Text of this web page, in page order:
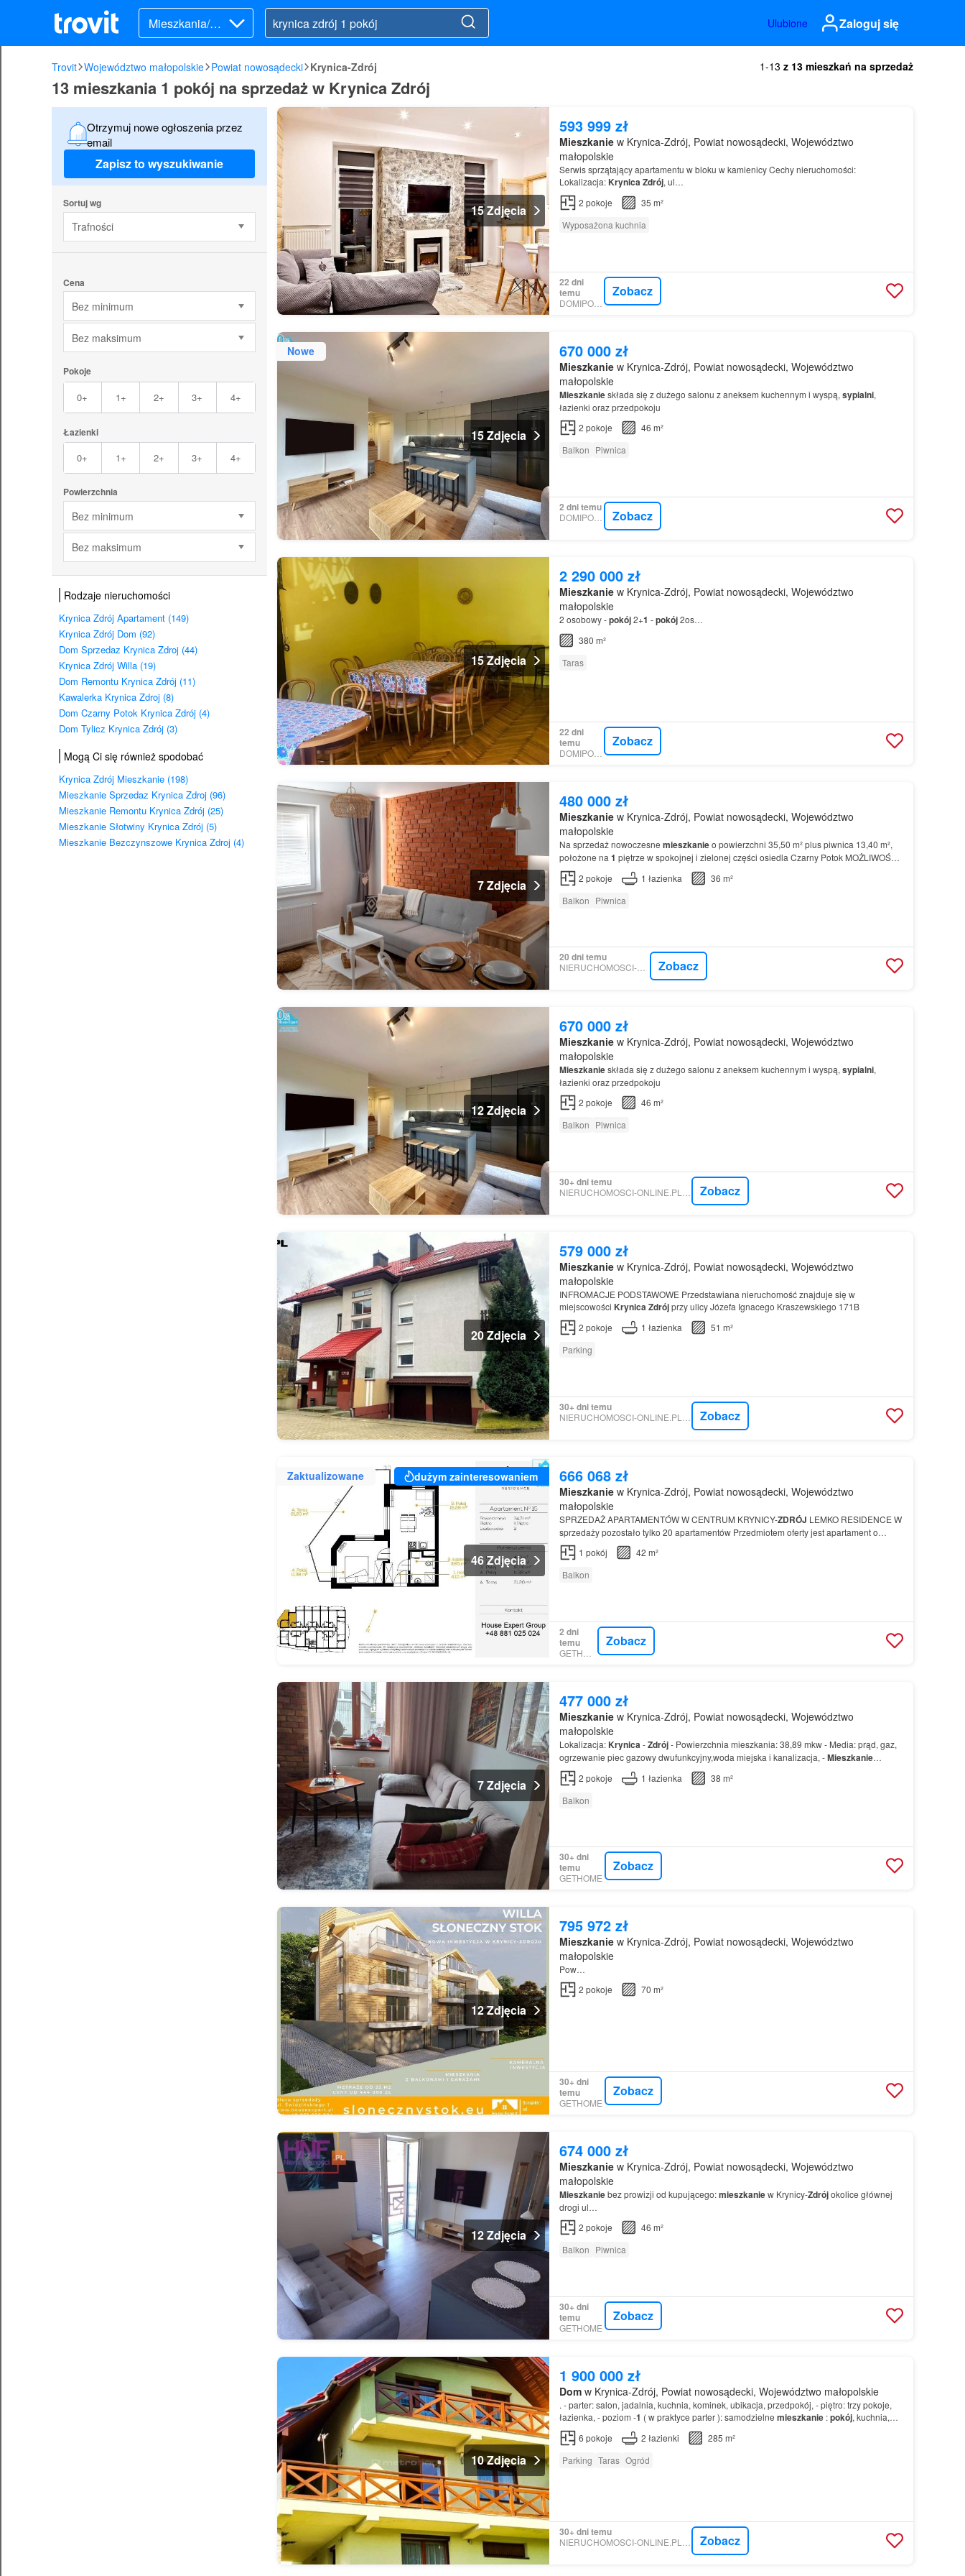
Mieszkania/Do
my (sprzedaż)
Ulubione Zaloguj się
Trovit Województwo małopolskie Powiat nowosądecki Krynica-Zdrój 1-13 z 13 mieszkań na sprzedaż
13 mieszkania 1 pokój na sprzedaż w Krynica Zdrój
Otrzymuj nowe ogłoszenia przez
email
Zapisz to wyszukiwanie
Sortuj wg
Trafności
Cena
Bez minimum
Bez maksimum
Pokoje
0+ 1+ 2+ 3+ 4+
Łazienki
0+ 1+ 2+ 3+ 4+
Powierzchnia
Bez minimum
Bez maksimum
Rodzaje nieruchomości
Krynica Zdrój Apartament (149)
Krynica Zdrój Dom (92)
Dom Sprzedaz Krynica Zdroj (44)
Krynica Zdrój Willa (19)
Dom Remontu Krynica Zdrój (11)
Kawalerka Krynica Zdroj (8)
Dom Czarny Potok Krynica Zdrój (4)
Dom Tylicz Krynica Zdrój (3)
Mogą Ci się również spodobać
Krynica Zdrój Mieszkanie (198)
Mieszkanie Sprzedaz Krynica Zdroj (96)
Mieszkanie Remontu Krynica Zdrój (25)
Mieszkanie Słotwiny Krynica Zdrój (5)
Mieszkanie Bezczynszowe Krynica Zdroj (4)
15 Zdjęcia
593 999 zł
Mieszkaniew Krynica-Zdrój, Powiat nowosądecki, Województwo
małopolskie
Serwis sprzątający apartamentu w bloku w kamienicy Cechy nieruchomości:
Lokalizacja: KrynicaZdrój, ul…
2 pokoje
35 m²
Wyposażona kuchnia
22 dni
temu
DOMIPORTA
Zobacz
Nowe
15 Zdjęcia
670 000 zł
Mieszkaniew Krynica-Zdrój, Powiat nowosądecki, Województwo
małopolskie
Mieszkanieskłada się z dużego salonu z aneksem kuchennym i wyspą, sypialni,
łazienki oraz przedpokoju
2 pokoje
46 m²
Balkon Piwnica
2 dni temu
DOMIPORTA Zobacz
15 Zdjęcia
2 290 000 zł
Mieszkaniew Krynica-Zdrój, Powiat nowosądecki, Województwo
małopolskie
2 osobowy -pokój2+1 -pokój2os…
380 m²
Taras
22 dni
temu
DOMIPORTA
Zobacz
7 Zdjęcia
480 000 zł
Mieszkaniew Krynica-Zdrój, Powiat nowosądecki, Województwo
małopolskie
Na sprzedaż nowoczesne mieszkanieo powierzchni 35,50 m² plus piwnica 13,40 m²,
położone na 1 piętrze w spokojnej i zielonej części osiedla Czarny Potok MOŻLIWOŚĆ
ZAMIANY NA WIĘKSZE
MIESZKANIE
2 pokoje 1 łazienka
36 m²
Balkon Piwnica
20 dni temu
NIERUCHOMOSCI-ONLINE.PL Zobacz
12 Zdjęcia
670 000 zł
Mieszkaniew Krynica-Zdrój, Powiat nowosądecki, Województwo
małopolskie
Mieszkanieskłada się z dużego salonu z aneksem kuchennym i wyspą, sypialni,
łazienki oraz przedpokoju
2 pokoje
46 m²
Balkon Piwnica
30+ dni temu
NIERUCHOMOSCI-ONLINE.PL - HOUSE EXPERT GROUP SP. Z O.O. Zobacz
20 Zdjęcia
579 000 zł
Mieszkaniew Krynica-Zdrój, Powiat nowosądecki, Województwo
małopolskie
INFROMACJE PODSTAWOWE Przedstawiana nieruchomość znajduje się w
miejscowości KrynicaZdrójprzy ulicy Józefa Ignacego Kraszewskiego 171B
2 pokoje 1 łazienka
51 m²
Parking
30+ dni temu
NIERUCHOMOSCI-ONLINE.PL - M3N BIURO NIERUCHOMOŚCI Zobacz
Zaktualizowane dużym zainteresowaniem
46 Zdjęcia
666 068 zł
Mieszkaniew Krynica-Zdrój, Powiat nowosądecki, Województwo
małopolskie
SPRZEDAŻ APARTAMENTÓW W CENTRUM KRYNICY-ZDRÓJ LEMKO RESIDENCE W
sprzedaży pozostało tylko 20 apartamentów Przedmiotem oferty jest apartament o
powierzchni
1 pokój
42 m²
Balkon
2 dni
temu
Zobacz
7 Zdjęcia
477 000 zł
Mieszkaniew Krynica-Zdrój, Powiat nowosądecki, Województwo
małopolskie
Lokalizacja: Krynica-Zdrój- Powierzchnia mieszkania: 38,89 mkw - Media: prąd, gaz,
ogrzewanie piec gazowy dwufunkcyjny,woda miejska i kanalizacja, -Mieszkanie
zarządzane przez wspólnotę mieszkaniową - Piętro ( korytarz, ł…
2 pokoje 1 łazienka
38 m²
Balkon
30+ dni
temu
GETHOME
Zobacz
12 Zdjęcia
795 972 zł
Mieszkaniew Krynica-Zdrój, Powiat nowosądecki, Województwo
małopolskie
Pow…
2 pokoje 70 m²
30+ dni
temu
GETHOME
Zobacz
12 Zdjęcia
674 000 zł
Mieszkaniew Krynica-Zdrój, Powiat nowosądecki, Województwo
małopolskie
Mieszkaniebez prowizji od kupującego:mieszkaniew Krynicy-Zdrójokolice głównej
drogi ul…
2 pokoje
46 m²
Balkon Piwnica
30+ dni
temu
GETHOME
Zobacz
10 Zdjęcia
1 900 000 zł
Domw Krynica-Zdrój, Powiat nowosądecki, Województwo małopolskie
. - parter: salon, jadalnia, kuchnia, kominek, ubikacja, przedpokój, - piętro: trzy pokoje,
łazienka, - poziom -1 ( w praktyce parter ): samodzielne mieszkanie:pokój, kuchnia,
łazienka, spiżarka - w bryle budynku garaż połą…
6 pokoje 2 łazienki
285 m²
Parking Taras Ogród
30+ dni temu
Zobacz